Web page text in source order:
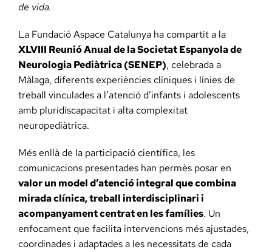
de vida.
La Fundació Aspace Catalunya ha compartit a la
XLVIII Reunió Anual de la Societat Espanyola de
Neurologia Pediàtrica (SENEP), celebrada a
Màlaga, diferents experiències clíniques i línies de
treball vinculades a l’atenció d’infants i adolescents
amb pluridiscapacitat i alta complexitat
neuropediàtrica.
Més enllà de la participació científica, les
comunicacions presentades han permès posar en
valor un model d’atenció integral que combina
mirada clínica, treball interdisciplinari i
acompanyament centrat en les famílies. Un
enfocament que facilita intervencions més ajustades,
coordinades i adaptades a les necessitats de cada